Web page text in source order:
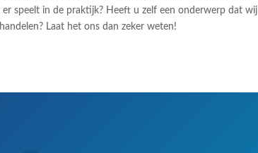
speelt in de praktijk? Heeft u zelf een onderwerp dat wij
Laat het ons dan zeker weten!